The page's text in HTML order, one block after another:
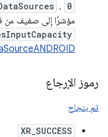
0 ،
مؤشرًا إلى صفيف من
رموز الإرجاع
تم بنجاح
XR_SUCCESS